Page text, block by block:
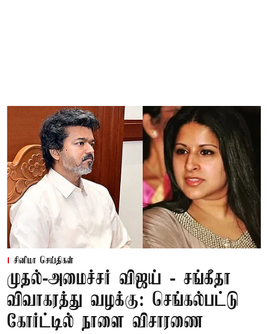
சினிமா செய்திகள்
முதல்-அமைச்சர் விஜய் - சங்கீதா
விவாகரத்து வழக்கு: செங்கல்பட்டு
கோர்ட்டில் நாளை விசாரணை